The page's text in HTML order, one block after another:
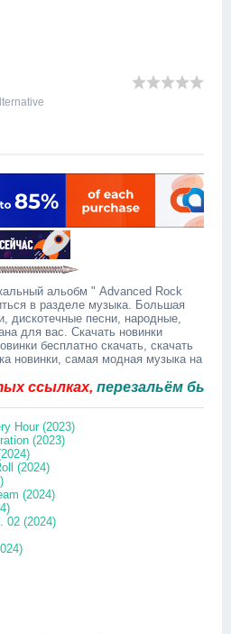
альобм " Advanced Rock
в разделе музыка. Большая
дискотечные песни, народные,
для вас. Скачать новинки
бесплатно скачать, скачать
новинки, самая модная музыка на
перезальём быстро.
Hour (2023)
(2023)
(2024)
(2024)
02 (2024)